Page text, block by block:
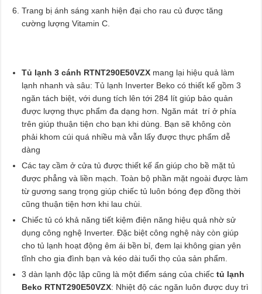
Trang bị ánh sáng xanh hiện đại cho rau củ được tăng
cường lượng Vitamin C.
Tủ lạnh 3 cánh RTNT290E50VZX mang lại hiệu quả làm
lạnh nhanh và sâu: Tủ lạnh Inverter Beko có thiết kế gồm 3
ngăn tách biệt, với dung tích lên tới 284 lít giúp bảo quản
được lượng thực phẩm đa dạng hơn. Ngăn mát trí ở phía
trên giúp thuận tiện cho bạn khi dùng. Bạn sẽ không còn
phải khom cúi quá nhiều mà vẫn lấy được thực phẩm dễ
dàng
Các tay cầm ở cửa tủ được thiết kế ẩn giúp cho bề mặt tủ
được phẳng và liền mạch. Toàn bộ phần mặt ngoài được làm
từ gương sang trọng giúp chiếc tủ luôn bóng đẹp đồng thời
cũng thuận tiện hơn khi lau chùi.
Chiếc tủ có khả năng tiết kiệm điện năng hiệu quả nhờ sử
dụng công nghệ Inverter. Đặc biệt công nghệ này còn giúp
cho tủ lạnh hoạt động êm ái bền bỉ, đem lại không gian yên
tĩnh cho gia đình bạn và kéo dài tuổi thọ của sản phẩm.
3 dàn lạnh độc lập cũng là một điểm sáng của chiếctủ lạnh
Beko RTNT290E50VZX: Nhiệt độ các ngăn luôn được duy trì